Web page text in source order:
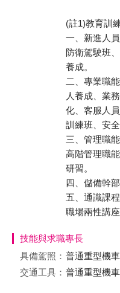
(註1)教育訓
一、新進人
防衛駕駛班
養成。
二、專業職
人養成、業
化、客服人
訓練班、安
三、管理職
高階管理職
研習。
四、儲備幹
五、通識課
職場兩性講
技能與求職專長
具備駕照： 普通重型機車
交通工具： 普通重型機車